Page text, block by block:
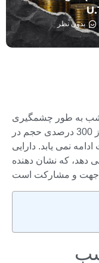
بدون نظر
شب به طور چشمگیری
افزایش یافته است، با افزایش بیش از 300 درصدی حجم در
نمی یابد. دارایی
دهد، که نشان دهنده